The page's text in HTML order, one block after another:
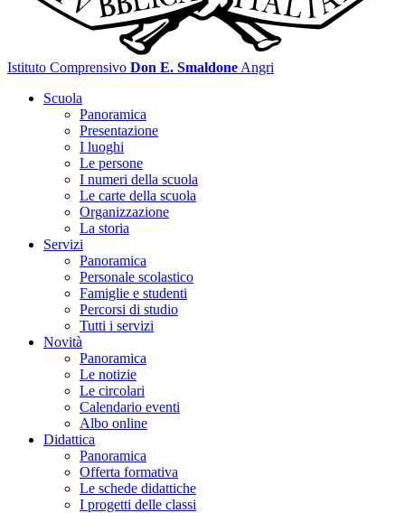
Istituto Comprensivo Don E. Smaldone Angri
Scuola
Panoramica
Presentazione
I luoghi
Le persone
I numeri della scuola
Le carte della scuola
Organizzazione
La storia
Servizi
Panoramica
Personale scolastico
Famiglie e studenti
Percorsi di studio
Tutti i servizi
Novità
Panoramica
Le notizie
Le circolari
Calendario eventi
Albo online
Didattica
Panoramica
Offerta formativa
Le schede didattiche
I progetti delle classi